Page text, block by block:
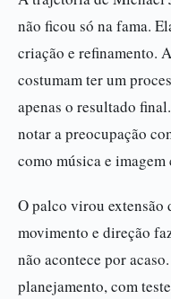
não ficou só na fama.
criação e refinamento.
costumam ter um
apenas o resultado
notar a preocupação
como música e imagem
O palco virou
movimento e direção
não acontece por
planejamento, com